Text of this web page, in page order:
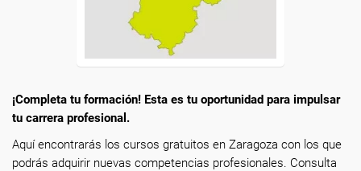
¡Completa tu formación! Esta es tu oportunidad para impulsar
tu carrera profesional.
Aquí encontrarás los cursos gratuitos en Zaragoza con los que
podrás adquirir nuevas competencias profesionales. Consulta